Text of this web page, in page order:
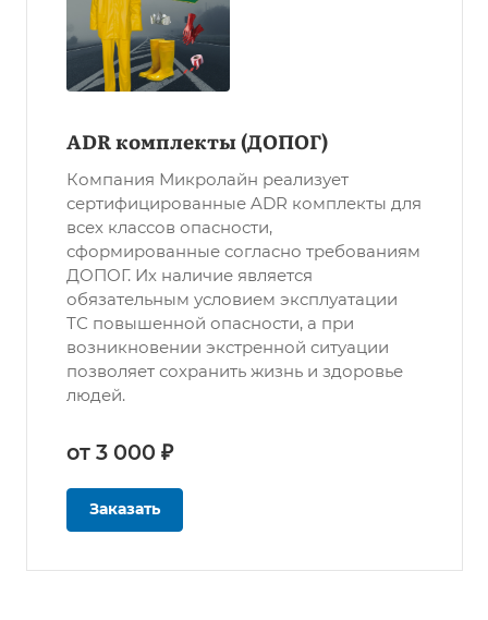
ADR комплекты (ДОПОГ)
Компания Микролайн реализует
сертифицированные ADR комплекты для
всех классов опасности,
сформированные согласно требованиям
ДОПОГ. Их наличие является
обязательным условием эксплуатации
ТС повышенной опасности, а при
возникновении экстренной ситуации
позволяет сохранить жизнь и здоровье
людей.
от 3 000 ₽
Заказать